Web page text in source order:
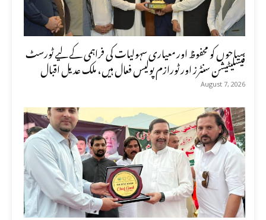
سیاحوں کو محفوظ اور معیاری سہولیات کی فراہمی کے لیے ٹورسٹ
فیسلیٹیشن سنٹرز اور ٹورازم پولیس فعال ہیں، ملک عدیل اقبال
August 7, 2026